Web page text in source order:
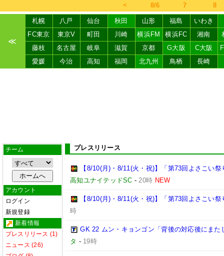
＜ 8/6 7 8
≪
札幌 八戸 仙台 秋田 山形 福島
いわき
FC東京
東京V 町田 川崎 横浜FM 横浜FC 湘南
藤枝
名古屋 岐阜 滋賀 京都 G大阪 C大阪
愛媛
今治 高知 福岡 北九州 鳥栖 長崎
チーム
アカウント
ログイン
新規登録
新着情報
プレスリリース (1)
ニュース (26)
プレスリリース
【8/10(月)・8/11(火・祝)】「第73回よさこい
高知ユナイテッドSC -20時 NEW
【8/10(月)・8/11(火・祝)】「第73回よさこい
時
GK 22 ムン・キョンゴン「背後の対応後にま
タ - 19時